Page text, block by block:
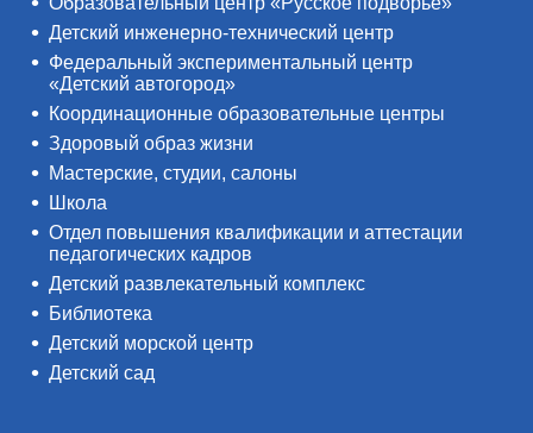
Детский инженерно-технический центр
Федеральный экспериментальный центр
«Детский автогород»
Координационные образовательные центры
Здоровый образ жизни
Мастерские, студии, салоны
Школа
Отдел повышения квалификации и аттестации
педагогических кадров
Детский развлекательный комплекс
Библиотека
Детский морской центр
Детский сад